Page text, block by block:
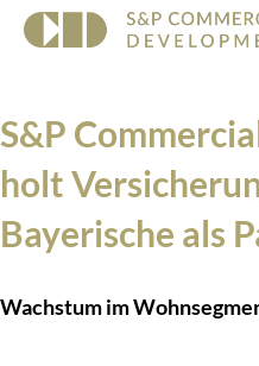
S&P
holt
Bayerische als
Wachstum im